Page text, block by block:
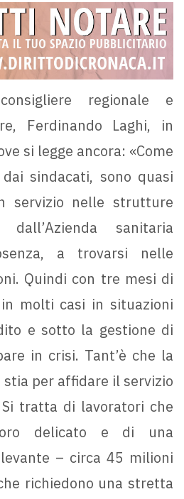
regionale e
Ferdinando Laghi, in
si legge ancora: «Come
sindacati, sono quasi
servizio nelle strutture
sanitaria
a trovarsi nelle
Quindi con tre mesi di
molti casi in situazioni
e sotto la gestione di
in crisi. Tant’è che la
stia per affidare il servizio
tratta di lavoratori che
delicato e di una
– circa 45 milioni
richiedono una stretta